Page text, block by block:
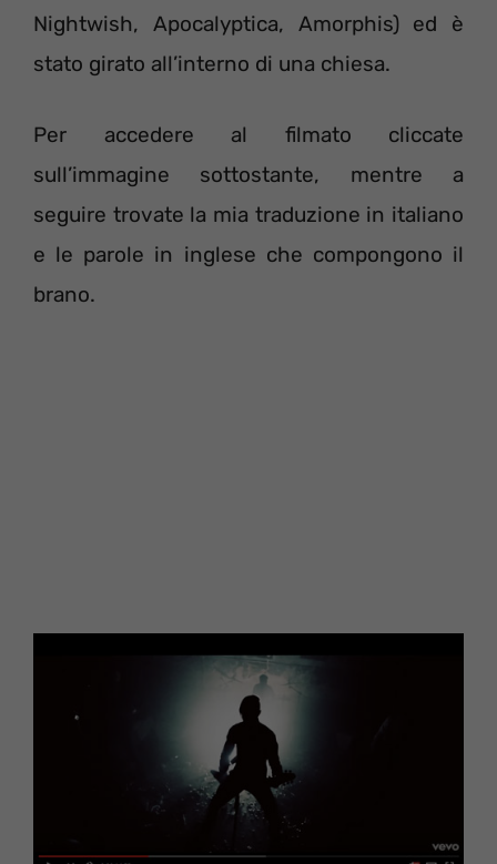
Nightwish, Apocalyptica, Amorphis) ed è
stato girato all’interno di una chiesa.
Per accedere al filmato cliccate
sull’immagine sottostante, mentre a
seguire trovate la mia traduzione in italiano
e le parole in inglese che compongono il
brano.